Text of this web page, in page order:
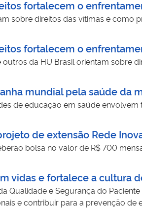
fortalecem o
sobre direitos das vítimas e como
fortalecem o
da HU Brasil orientam sobre
mundial pela saúde da
de educação em saúde
de extensão Rede
bolsa no valor de R$ 700
vidas e fortalece a cultura
Qualidade e Segurança do
e contribuir para a prevenção de